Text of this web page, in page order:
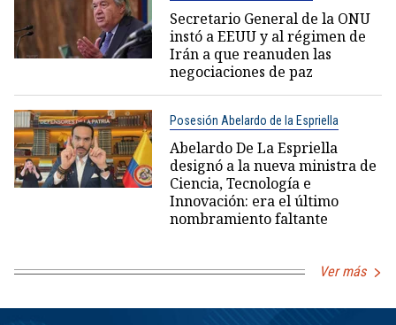
Secretario General de la ONU
instó a EEUU y al régimen de
Irán a que reanuden las
negociaciones de paz
Posesión Abelardo de la Espriella
Abelardo De La Espriella
designó a la nueva ministra de
Ciencia, Tecnología e
Innovación: era el último
nombramiento faltante
Ver más